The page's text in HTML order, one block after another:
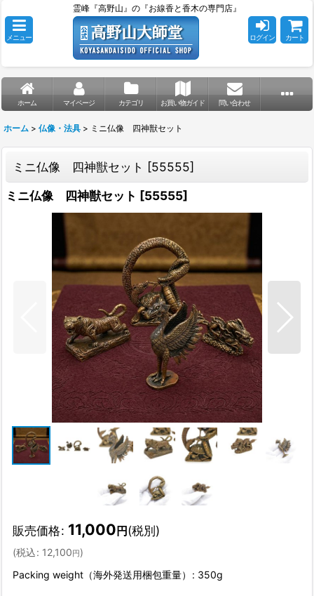
霊峰『高野山』の『お線香と香木の専門店』
メニュー ログイン カート
ホーム マイページ カテゴリ お買い物ガイド 問い合わせ
ホーム > 仏像・法具 > ミニ仏像 四神獣セット
ミニ仏像 四神獣セット [55555]
ミニ仏像 四神獣セット [55555]
販売価格: 11,000 円 (税別)
(税込: 12,100円)
Packing weight（海外発送用梱包重量）
: 350g